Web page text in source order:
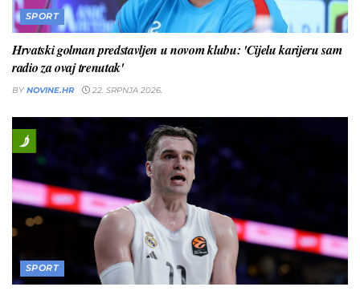
SPORT
Hrvatski golman predstavljen u novom klubu: 'Cijelu karijeru sam
radio za ovaj trenutak'
BY NOVINE.HR 22. SRPNJA 2026.
SPORT